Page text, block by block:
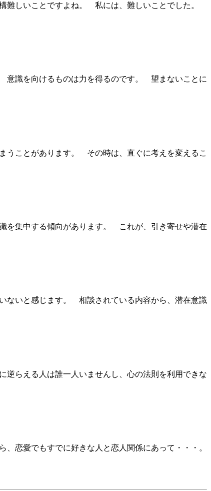
難しいことですよね。 私には、難しいことでした。
意識を向けるものは力を得るのです。 望まないことに
うことがあります。 その時は、直ぐに考えを変えるこ
を集中する傾向があります。 これが、引き寄せや潜在
ないと感じます。 相談されている内容から、潜在意識
らえる人は誰一人いませんし、心の法則を利用できな
恋愛でもすでに好きな人と恋人関係にあって・・・。